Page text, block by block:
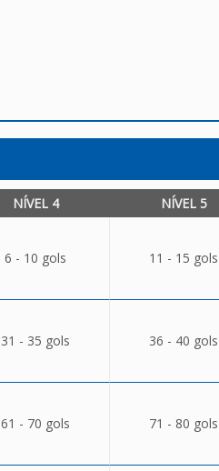
NÍVEL 4 NÍVEL 5
6 - 10 gols 11 - 15 gols
31 - 35 gols 36 - 40 gols
61 - 70 gols 71 - 80 gols